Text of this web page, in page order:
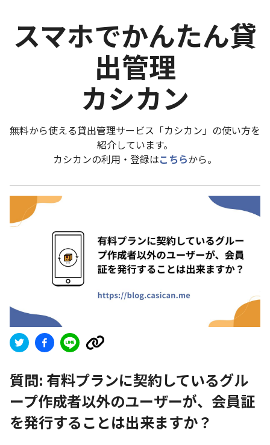
スマホでかんたん貸
出管理
カシカン
無料から使える貸出管理サービス「カシカン」の使い方を
紹介しています。
カシカンの利用・登録はこちらから。
質問: 有料プランに契約しているグル
ープ作成者以外のユーザーが、会員証
を発行することは出来ますか？